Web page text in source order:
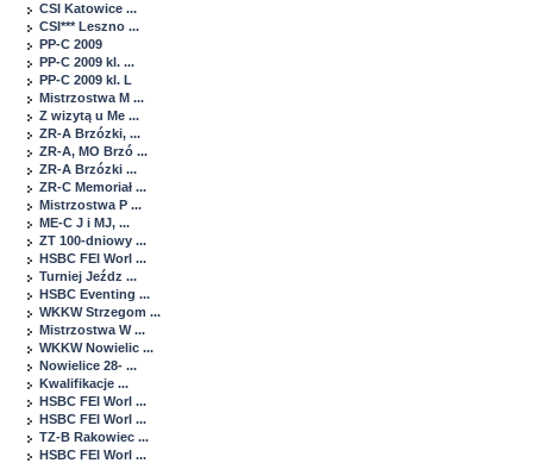
CSI Katowice ...
CSI*** Leszno ...
PP-C 2009
PP-C 2009 kl. ...
PP-C 2009 kl. L
Mistrzostwa M ...
Z wizytą u Me ...
ZR-A Brzózki, ...
ZR-A, MO Brzó ...
ZR-A Brzózki ...
ZR-C Memoriał ...
Mistrzostwa P ...
ME-C J i MJ, ...
ZT 100-dniowy ...
HSBC FEI Worl ...
Turniej Jeźdz ...
HSBC Eventing ...
WKKW Strzegom ...
Mistrzostwa W ...
WKKW Nowielic ...
Nowielice 28- ...
Kwalifikacje ...
HSBC FEI Worl ...
HSBC FEI Worl ...
TZ-B Rakowiec ...
HSBC FEI Worl ...